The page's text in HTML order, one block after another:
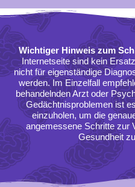
Wichtiger Hinweis zum
Internetseite sind kein
nicht für eigenständige
werden. Im Einzelfall
behandelnden Arzt oder
Gedächtnisproblemen ist
einzuholen, um die
angemessene Schritte zur
Gesundheit